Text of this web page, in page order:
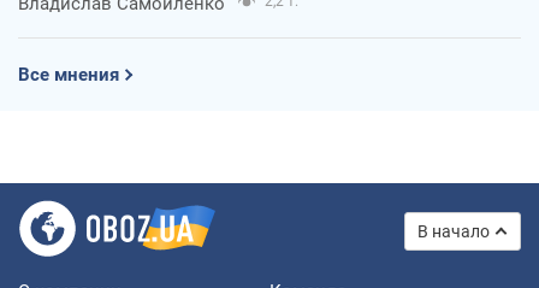
Все мнения
В начало